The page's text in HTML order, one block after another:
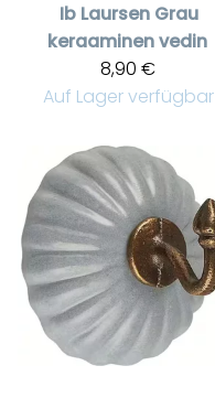
Ib Laursen Grau
keraaminen vedin
8,90 €
Auf Lager verfügbar